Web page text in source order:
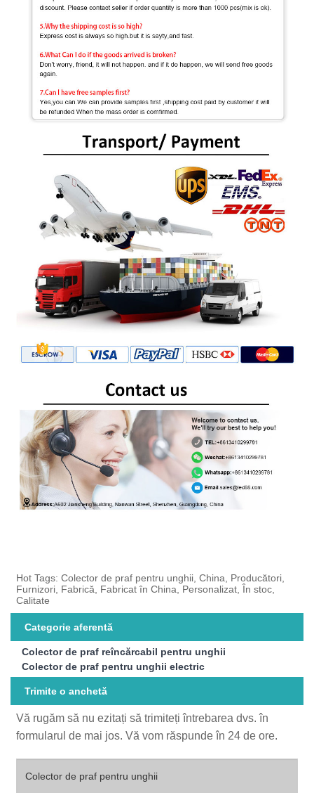
Hot Tags: Colector de praf pentru unghii, China, Producători,
Furnizori, Fabrică, Fabricat în China, Personalizat, În stoc,
Calitate
Categorie aferentă
Colector de praf reîncărcabil pentru unghii
Colector de praf pentru unghii electric
Trimite o anchetă
Vă rugăm să nu ezitați să trimiteți întrebarea dvs. în
formularul de mai jos. Vă vom răspunde în 24 de ore.